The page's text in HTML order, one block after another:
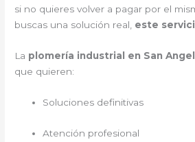
si no quieres volver a pagar por el
buscas una solución real, este
La plomería industrial en San Angel
que quieren:
Soluciones definitivas
Atención profesional